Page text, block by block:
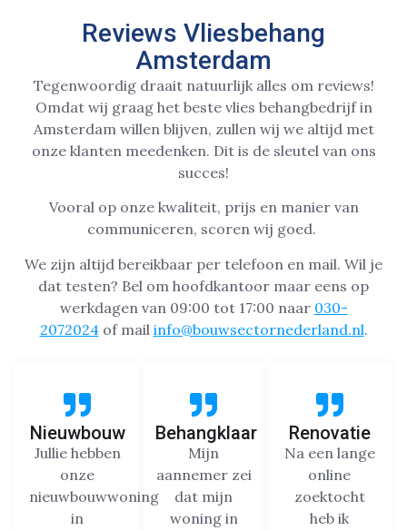
Reviews Vliesbehang
Amsterdam
Tegenwoordig draait natuurlijk alles om reviews!
Omdat wij graag het beste vlies behangbedrijf in
Amsterdam willen blijven, zullen wij we altijd met
onze klanten meedenken. Dit is de sleutel van ons
succes!
Vooral op onze kwaliteit, prijs en manier van
communiceren, scoren wij goed.
We zijn altijd bereikbaar per telefoon en mail. Wil je
dat testen? Bel om hoofdkantoor maar eens op
werkdagen van 09:00 tot 17:00 naar 030-
2072024of mail info@bouwsectornederland.nl.
Nieuwbouw
Jullie hebben
onze
nieuwbouwwoning
in
Behangklaar
Mijn
aannemer zei
dat mijn
woning in
Renovatie
Na een lange
online
zoektocht
heb ik